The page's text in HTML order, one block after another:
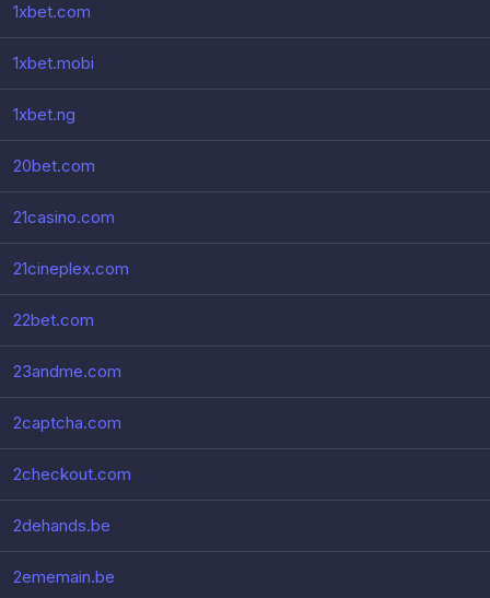
1xbet.com
1xbet.mobi
1xbet.ng
20bet.com
21casino.com
21cineplex.com
22bet.com
23andme.com
2captcha.com
2checkout.com
2dehands.be
2ememain.be